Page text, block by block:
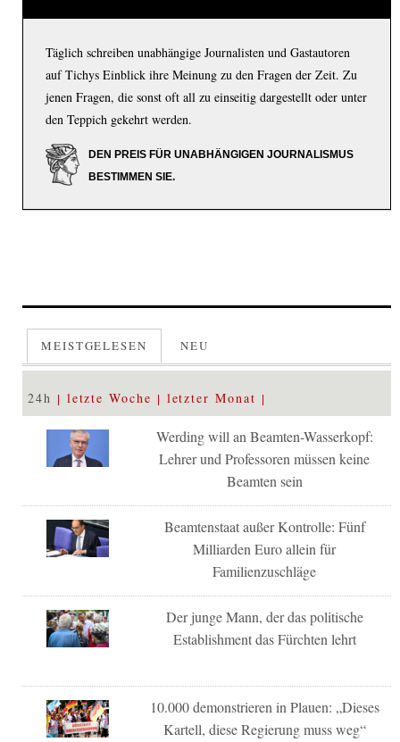
Täglich schreiben unabhängige Journalisten und Gastautoren
auf Tichys Einblick ihre Meinung zu den Fragen der Zeit. Zu
jenen Fragen, die sonst oft all zu einseitig dargestellt oder unter
den Teppich gekehrt werden.
DEN PREIS FÜR UNABHÄNGIGEN JOURNALISMUS
BESTIMMEN SIE.
MEISTGELESEN NEU
24h letzte Woche letzter Monat
Werding will an Beamten-Wasserkopf:
Lehrer und Professoren müssen keine
Beamten sein
Beamtenstaat außer Kontrolle: Fünf
Milliarden Euro allein für
Familienzuschläge
Der junge Mann, der das politische
Establishment das Fürchten lehrt
10.000 demonstrieren in Plauen: „Dieses
Kartell, diese Regierung muss weg“